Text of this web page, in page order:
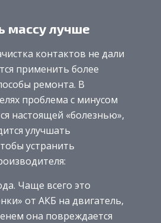
массу лучше
контактов не дали
применить более
ремонта. В
проблема с минусом
настоящей «болезнью»,
улучшать
устранить
Чаще всего это
от АКБ на двигатель,
она повреждается